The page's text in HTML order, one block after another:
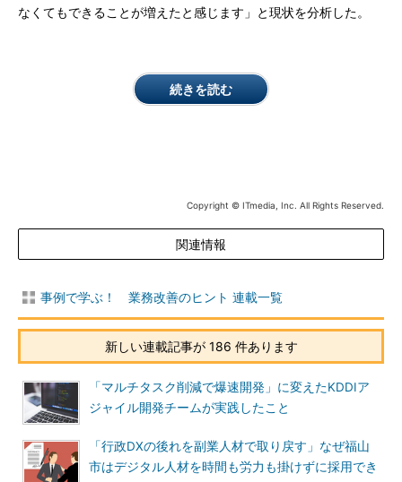
なくてもできることが増えたと感じます」と現状を分析した。
続きを読む
Copyright © ITmedia, Inc. All Rights Reserved.
関連情報
事例で学ぶ！ 業務改善のヒント 連載一覧
新しい連載記事が 186 件あります
「マルチタスク削減で爆速開発」に変えたKDDIア
ジャイル開発チームが実践したこと
「行政DXの後れを副業人材で取り戻す」なぜ福山
市はデジタル人材を時間も労力も掛けずに採用でき